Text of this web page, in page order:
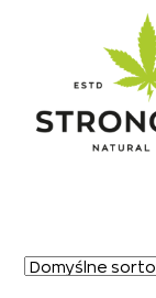
Przejdź
do
nawigacji
Przejdź
do